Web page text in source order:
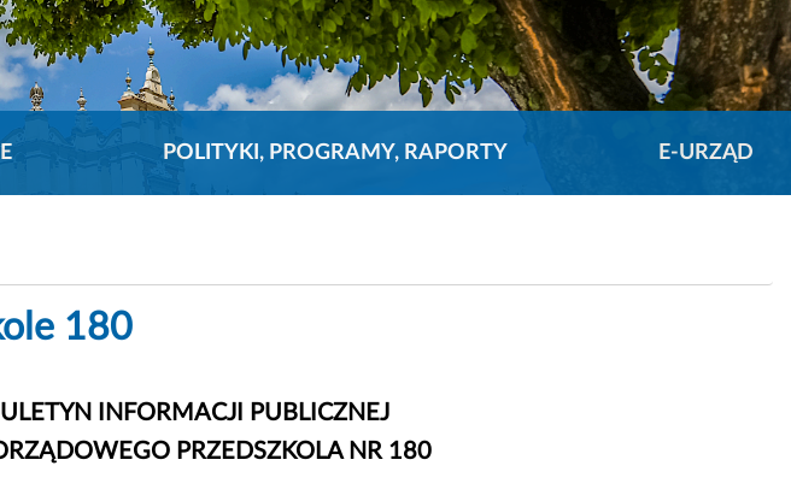
POLITYKI, PROGRAMY, RAPORTY E-URZĄD
180
INFORMACJI PUBLICZNEJ
PRZEDSZKOLA NR 180